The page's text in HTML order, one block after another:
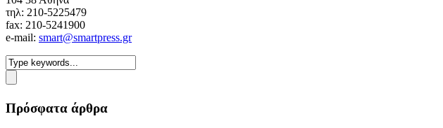
τηλ: 210-5225479
fax: 210-5241900
e-mail: smart@smartpress.gr
Πρόσφατα άρθρα